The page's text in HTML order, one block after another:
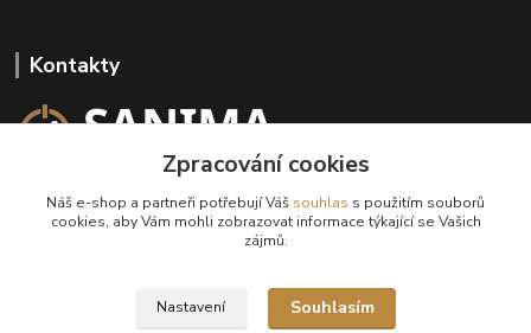
Kontakty
+420 602 647 136
(Po-Pá, 9-18 hod.)
Zpracování cookies
Náš e-shop a partneři potřebují Váš souhlas s použitím souborů
cookies, aby Vám mohli zobrazovat informace týkající se Vašich
zájmů.
Nastavení Souhlasím